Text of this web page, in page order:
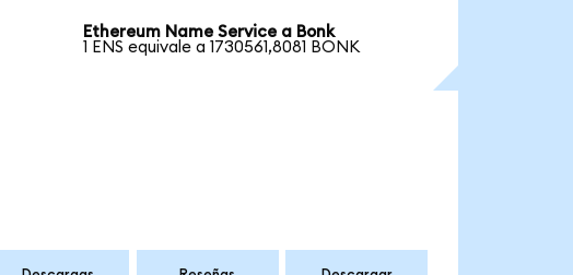
Ethereum Name Service a Bonk
1 ENS equivale a 1730561,8081 BONK